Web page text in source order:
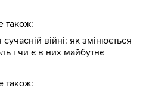
також:
сучасній війні: як змінюється
і чи є в них майбутнє
також: